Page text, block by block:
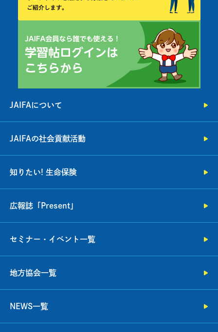
JAIFAについて
JAIFAの社会貢献活動
知りたい! 生命保険
広報誌「Present」
セミナー・イベント一覧
地方協会一覧
NEWS一覧